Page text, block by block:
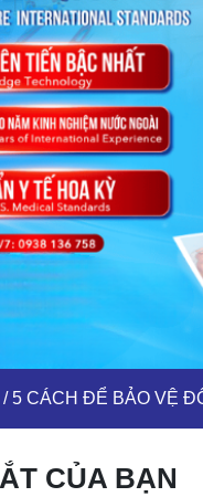
/ 5 CÁCH ĐỂ BẢO VỆ
CỦA BẠN